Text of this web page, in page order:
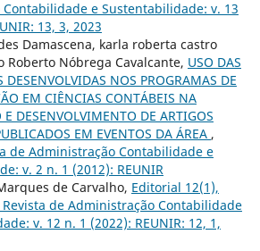
e Sustentabilidade: v. 13
13, 3, 2023
Damascena, karla roberta castro
Roberto Nóbrega Cavalcante, USO DAS
DESENVOLVIDAS NOS PROGRAMAS DE
EM CIÊNCIAS CONTÁBEIS NA
E DESENVOLVIMENTO DE ARTIGOS
EM EVENTOS DA ÁREA ,
de Administração Contabilidade e
v. 2 n. 1 (2012): REUNIR
de Carvalho, Editorial 12(1),
Revista de Administração Contabilidade
v. 12 n. 1 (2022): REUNIR: 12, 1,